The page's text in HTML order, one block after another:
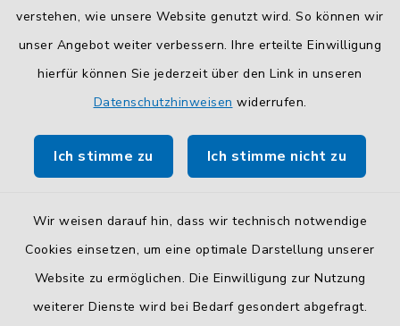
verstehen, wie unsere Website genutzt wird. So können wir
unser Angebot weiter verbessern. Ihre erteilte Einwilligung
hierfür können Sie jederzeit über den Link in unseren
Datenschutzhinweisen widerrufen.
Ich stimme zu Ich stimme nicht zu
Wir weisen darauf hin, dass wir technisch notwendige
Cookies einsetzen, um eine optimale Darstellung unserer
Website zu ermöglichen. Die Einwilligung zur Nutzung
weiterer Dienste wird bei Bedarf gesondert abgefragt.
Kontaktformular
SicheresKontaktformularmit BayernID verwenden.
So finden Sie uns.